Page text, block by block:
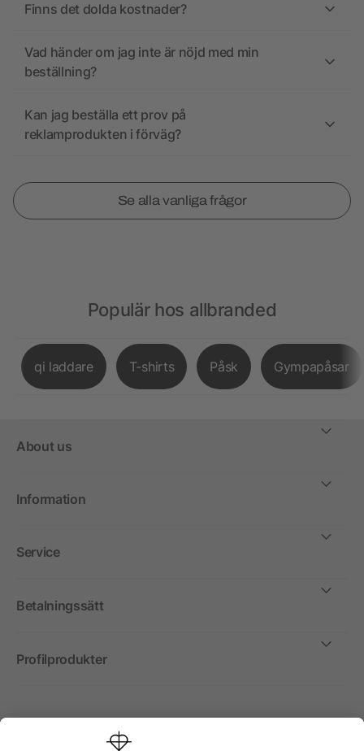
Finns det dolda kostnader?
Vad händer om jag inte är nöjd med min
beställning?
Kan jag beställa ett prov på
reklamprodukten i förväg?
Se alla vanliga frågor
Populär hos allbranded
qi laddare T-shirts Påsk Gympapåsar
About us
Information
Service
Betalningssätt
Profilprodukter
Internationellt